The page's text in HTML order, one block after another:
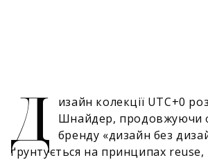
Д
изайн колекції UTC+0
Шнайдер, продовжуючи
бренду «дизайн без
ґрунтується на принципах reuse,